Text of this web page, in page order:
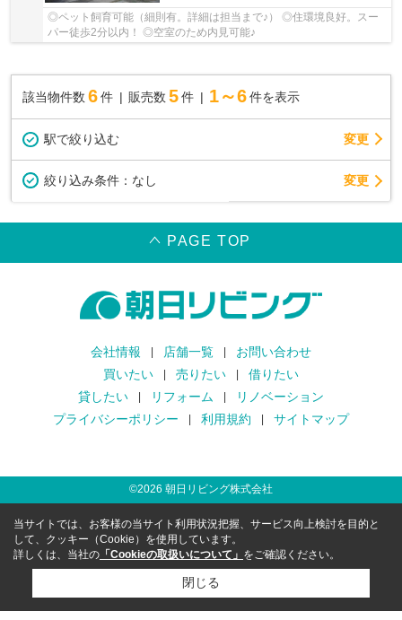
◎ペット飼育可能（細則有。詳細は担当まで♪） ◎住環境良好。スー
パー徒歩2分以内！ ◎空室のため内見可能♪
該当物件数 6件 販売数 5 件 1～6 件を表示
駅で絞り込む 変更
絞り込み条件： なし 変更
PAGE TOP
会社情報 店舗一覧
お問い合わせ
買いたい
売りたい
借りたい
貸したい
リフォーム
リノベーション
プライバシーポリシー
利用規約 サイトマップ
©2026 朝日リビング株式会社
当サイトでは、お客様の当サイト利用状況把握、サービス向上検討を目的と
して、クッキー（Cookie）を使用しています。
詳しくは、当社の 「Cookieの取扱いについて」 をご確認ください。
閉じる